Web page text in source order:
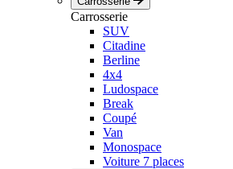
Carrosserie
SUV
Citadine
Berline
4x4
Ludospace
Break
Coupé
Van
Monospace
Voiture 7 places